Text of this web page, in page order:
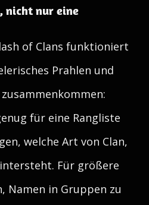
nicht nur eine
of Clans funktioniert
Prahlen und
für eine Rangliste
welche Art von Clan,
Für größere
Namen in Gruppen zu